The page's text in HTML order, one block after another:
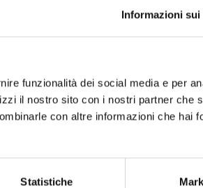
Informazioni sui
funzionalità dei social media e per
il nostro sito con i nostri partner che
con altre informazioni che hai
Statistiche